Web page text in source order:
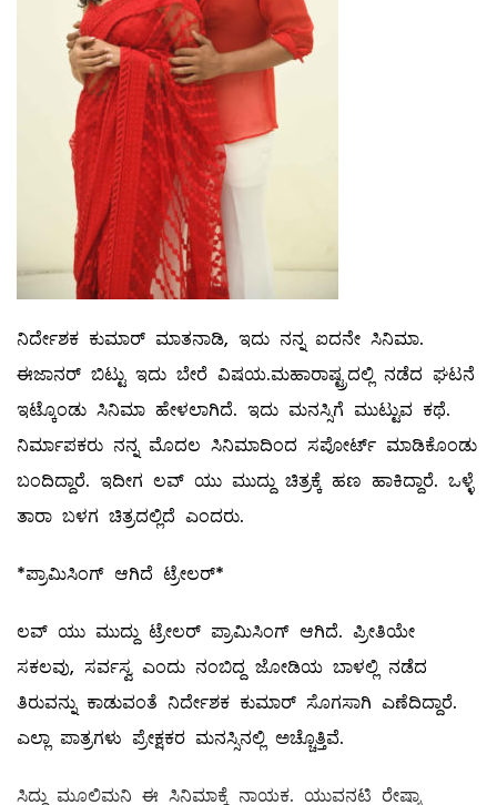
ನಿರ್ದೇಶಕ ಕುಮಾರ್ ಮಾತನಾಡಿ, ಇದು ನನ್ನ ಐದನೇ ಸಿನಿಮಾ.
ಈ‌ಜಾನರ್ ಬಿಟ್ಟು ಇದು ಬೇರೆ ವಿಷಯ.‌ಮಹಾರಾಷ್ಟ್ರದಲ್ಲಿ ನಡೆದ ಘಟನೆ
ಇಟ್ಕೊಂಡು ಸಿನಿಮಾ ಹೇಳಲಾಗಿದೆ. ಇದು ಮನಸ್ಸಿಗೆ ಮುಟ್ಟುವ ಕಥೆ.
ನಿರ್ಮಾಪಕರು ನನ್ನ ಮೊದಲ ಸಿನಿಮಾದಿಂದ ಸಪೋರ್ಟ್ ಮಾಡಿಕೊಂಡು
ಬಂದಿದ್ದಾರೆ. ಇದೀಗ ಲವ್ ಯು ಮುದ್ದು ಚಿತ್ರಕ್ಕೆ ಹಣ ಹಾಕಿದ್ದಾರೆ. ಒಳ್ಳೆ
ತಾರಾ ಬಳಗ ಚಿತ್ರದಲ್ಲಿದೆ ಎಂದರು.
*ಪ್ರಾಮಿಸಿಂಗ್ ಆಗಿದೆ ಟ್ರೇಲರ್*
ಲವ್ ಯು ಮುದ್ದು ಟ್ರೇಲರ್ ಪ್ರಾಮಿಸಿಂಗ್ ಆಗಿದೆ. ಪ್ರೀತಿಯೇ
ಸಕಲವು, ಸರ್ವಸ್ವ ಎಂದು ನಂಬಿದ್ದ ಜೋಡಿಯ ಬಾಳಲ್ಲಿ ನಡೆದ
ತಿರುವನ್ನು ಕಾಡುವಂತೆ ನಿರ್ದೇಶಕ ಕುಮಾರ್ ಸೊಗಸಾಗಿ ಎಣೆದಿದ್ದಾರೆ.
ಎಲ್ಲಾ ಪಾತ್ರಗಳು ಪ್ರೇಕ್ಷಕರ ಮನಸ್ಸಿನಲ್ಲಿ ಅಚ್ಚೊತ್ತಿವೆ.
ಸಿದ್ದು ಮೂಲಿಮನಿ ಈ ಸಿನಿಮಾಕ್ಕೆ ನಾಯಕ. ಯುವನಟಿ ರೇಷ್ಮಾ